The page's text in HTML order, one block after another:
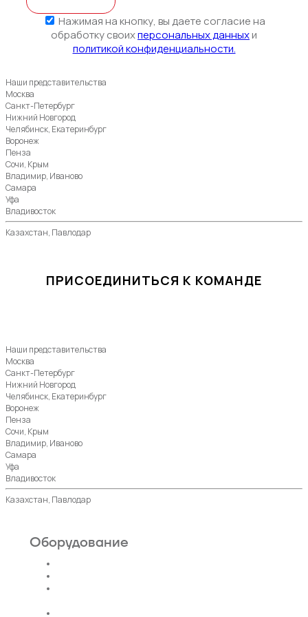
Нажимая на кнопку, вы даете согласие на
обработку своихперсональных данныхи
политикой конфиденциальности.
Наши представительства
Москва
Санкт-Петербург
Нижний Новгород
Челябинск, Екатеринбург
Воронеж
Пенза
Сочи, Крым
Владимир, Иваново
Самара
Уфа
Владивосток
Казахстан, Павлодар
ПРИСОЕДИНИТЬСЯ К КОМАНДЕ
Наши представительства
Москва
Санкт-Петербург
Нижний Новгород
Челябинск, Екатеринбург
Воронеж
Пенза
Сочи, Крым
Владимир, Иваново
Самара
Уфа
Владивосток
Казахстан, Павлодар
Оборудование